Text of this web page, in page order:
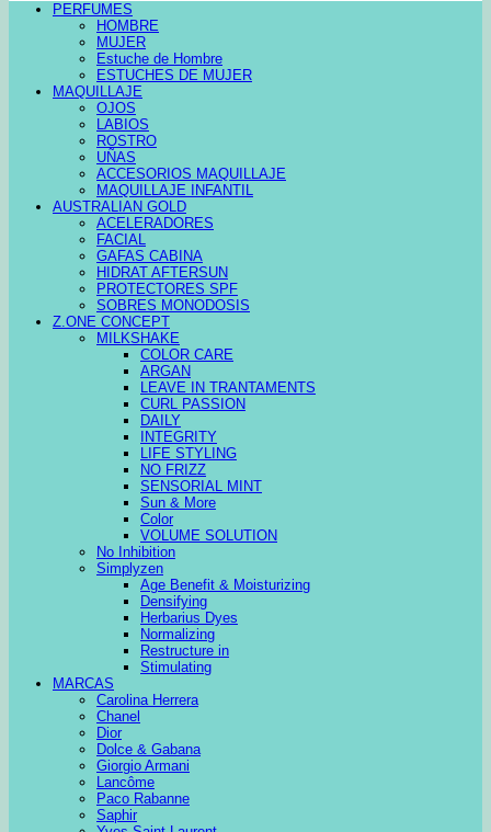
PERFUMES
HOMBRE
MUJER
Estuche de Hombre
ESTUCHES DE MUJER
MAQUILLAJE
OJOS
LABIOS
ROSTRO
UÑAS
ACCESORIOS MAQUILLAJE
MAQUILLAJE INFANTIL
AUSTRALIAN GOLD
ACELERADORES
FACIAL
GAFAS CABINA
HIDRAT AFTERSUN
PROTECTORES SPF
SOBRES MONODOSIS
Z.ONE CONCEPT
MILKSHAKE
COLOR CARE
ARGAN
LEAVE IN TRANTAMENTS
CURL PASSION
DAILY
INTEGRITY
LIFE STYLING
NO FRIZZ
SENSORIAL MINT
Sun & More
Color
VOLUME SOLUTION
No Inhibition
Simplyzen
Age Benefit & Moisturizing
Densifying
Herbarius Dyes
Normalizing
Restructure in
Stimulating
MARCAS
Carolina Herrera
Chanel
Dior
Dolce & Gabana
Giorgio Armani
Lancôme
Paco Rabanne
Saphir